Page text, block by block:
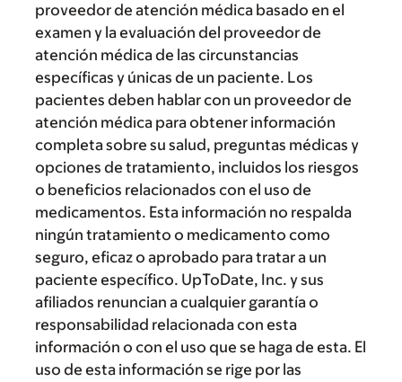
proveedor de atención médica basado en el
examen y la evaluación del proveedor de
atención médica de las circunstancias
específicas y únicas de un paciente. Los
pacientes deben hablar con un proveedor de
atención médica para obtener información
completa sobre su salud, preguntas médicas y
opciones de tratamiento, incluidos los riesgos
o beneficios relacionados con el uso de
medicamentos. Esta información no respalda
ningún tratamiento o medicamento como
seguro, eficaz o aprobado para tratar a un
paciente específico. UpToDate, Inc. y sus
afiliados renuncian a cualquier garantía o
responsabilidad relacionada con esta
información o con el uso que se haga de esta. El
uso de esta información se rige por las